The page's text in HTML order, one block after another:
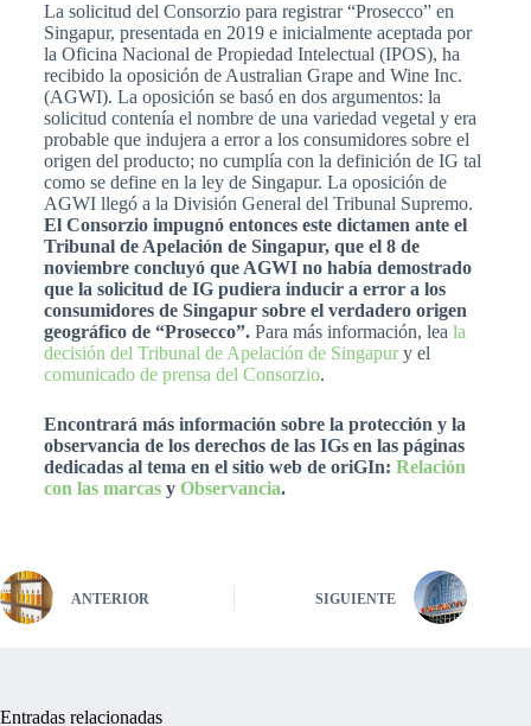
La solicitud del Consorzio para registrar “Prosecco” en
Singapur, presentada en 2019 e inicialmente aceptada por
la Oficina Nacional de Propiedad Intelectual (IPOS), ha
recibido la oposición de Australian Grape and Wine Inc.
(AGWI). La oposición se basó en dos argumentos: la
solicitud contenía el nombre de una variedad vegetal y era
probable que indujera a error a los consumidores sobre el
origen del producto; no cumplía con la definición de IG tal
como se define en la ley de Singapur. La oposición de
AGWI llegó a la División General del Tribunal Supremo.
El Consorzio impugnó entonces este dictamen ante el
Tribunal de Apelación de Singapur, que el 8 de
noviembre concluyó que AGWI no había demostrado
que la solicitud de IG pudiera inducir a error a los
consumidores de Singapur sobre el verdadero origen
geográfico de “Prosecco”.Para más información, lea la
decisión del Tribunal de Apelación de Singapury el
comunicado de prensa del Consorzio.
Encontrará más información sobre la protección y la
observancia de los derechos de las IGs en las páginas
dedicadas al tema en el sitio web de oriGIn: Relación
con las marcasy Observancia.
ANTERIOR SIGUIENTE
Entradas relacionadas